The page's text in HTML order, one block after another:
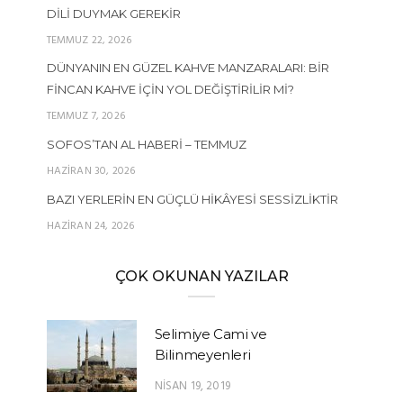
DILI DUYMAK GEREKIR
TEMMUZ 22, 2026
DÜNYANIN EN GÜZEL KAHVE MANZARALARI: BIR
FINCAN KAHVE İÇIN YOL DEĞIŞTIRILIR MI?
TEMMUZ 7, 2026
SOFOS’TAN AL HABERI – TEMMUZ
HAZIRAN 30, 2026
BAZI YERLERIN EN GÜÇLÜ HIKÂYESI SESSIZLIKTIR
HAZIRAN 24, 2026
ÇOK OKUNAN YAZILAR
Selimiye Cami ve
Bilinmeyenleri
NISAN 19, 2019